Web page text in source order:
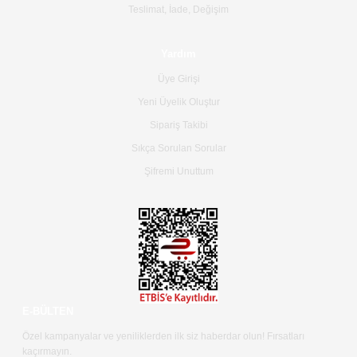
güzel ve nazik ilgisi için
Hızlı bir şekilde elimize ulaştı
gayet başarılı hasarsız bir
konudaki hassasiyetleri ve
Ürünün kalitesi için teşekkür
Deneyimini Paylaş
Teslimat, İade, Değişim
Üye Girişi
Yeni Üyelik Oluştur
Sipariş Takibi
Sıkça Sorulan Sorular
Şifremi Unuttum
Özel kampanyalar ve yeniliklerden ilk siz haberdar olun! Fırsatları
kaçırmayın.